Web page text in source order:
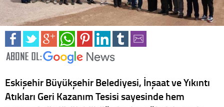
Eskişehir Büyükşehir Belediyesi, İnşaat ve Yıkıntı
Atıkları Geri Kazanım Tesisi sayesinde hem